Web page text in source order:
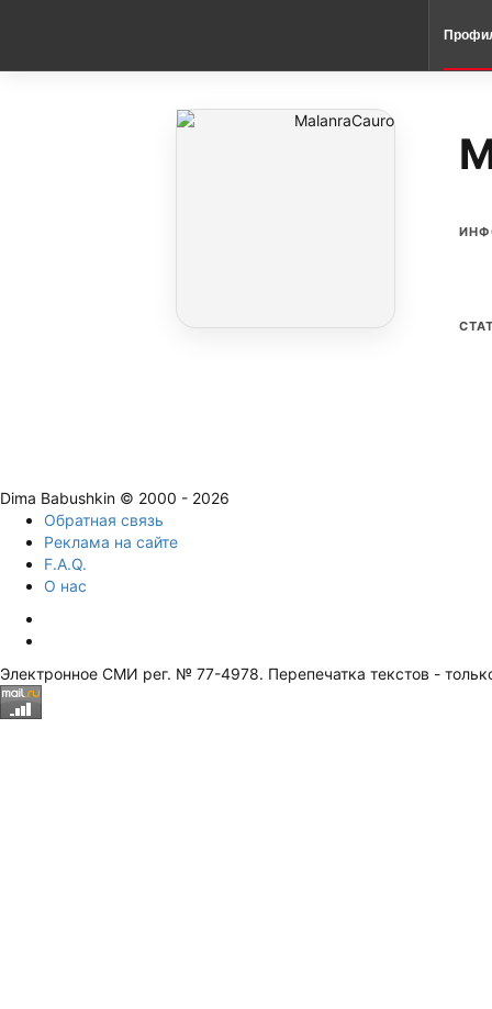
Dima Babushkin © 2000 - 2026
Обратная связь
Реклама на сайте
F.A.Q.
О нас
Электронное СМИ рег. № 77-4978. Перепечатка текстов -